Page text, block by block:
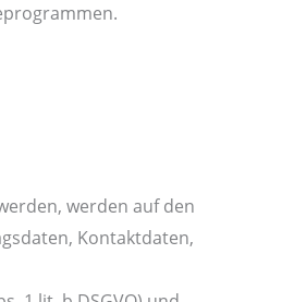
werden auf den
Kontaktdaten,